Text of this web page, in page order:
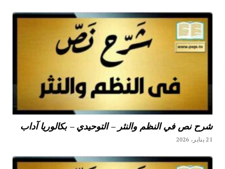
شرح نص في النظم والنثر – التوحيدي – بكالوريا آداب
21 يناير، 2026